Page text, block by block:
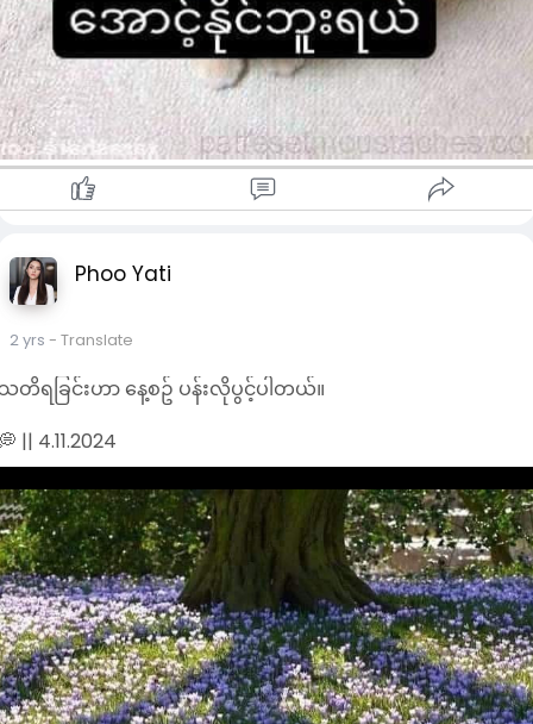
Phoo Yati
2 yrs - Translate
တိရခြင်းဟာ နေ့စဥ် ပန်းလိုပွင့်ပါတယ်။
|| 4.11.2024